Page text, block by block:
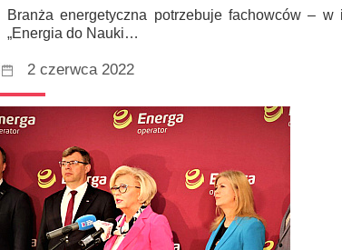
Branża energetyczna potrzebuje fachowców –
„Energia do Nauki…
2 czerwca 2022